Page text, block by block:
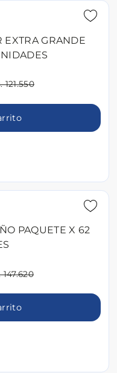
EXTRA GRANDE
121.550
PAQUETE X 62
147.620